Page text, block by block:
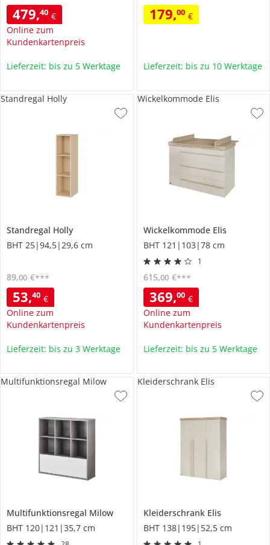
479,40 €
Online zum
Kundenkartenpreis
Lieferzeit: bis zu 5 Werktage
179,00 €
Lieferzeit: bis zu 10 Werktage
Standregal Holly
BHT 25|94,5|29,6 cm
53,40 €
Online zum
Kundenkartenpreis
89,00 €***
Standregal Holly
Lieferzeit: bis zu 3 Werktage
Wickelkommode Elis
BHT 121|103|78 cm
1
369,00 €
Online zum
Kundenkartenpreis
615,00 €***
Wickelkommode Elis
Lieferzeit: bis zu 5 Werktage
Multifunktionsregal Milow
BHT 120|121|35,7 cm
Multifunktionsregal Milow
Kleiderschrank Elis
BHT 138|195|52,5 cm
Kleiderschrank Elis